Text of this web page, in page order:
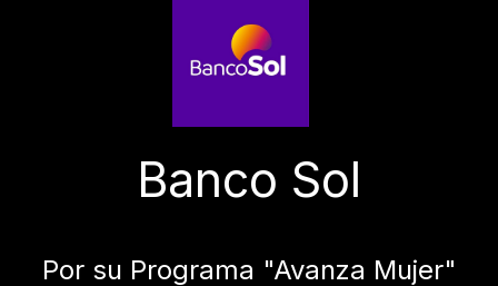
Banco Sol
Por su Programa "Avanza Mujer"